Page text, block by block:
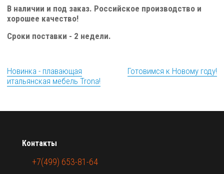
В наличии и под заказ. Российское производство и
хорошее качество!
Сроки поставки - 2 недели.
Новинка - плавающая
итальянская мебель Trona!
Готовимся к Новому году!
Контакты
+7(499) 653-81-64